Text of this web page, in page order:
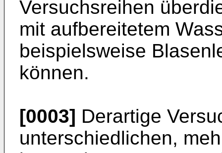
Versuchsreihen
mit aufbereitetem
beispielsweise
können.
[0003] Derartige
unterschiedlichen,